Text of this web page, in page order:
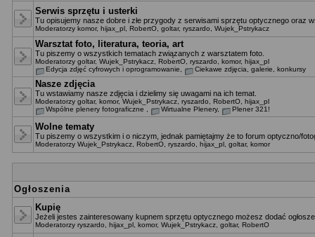
Serwis sprzętu i usterki
Tu opisujemy nasze dobre i złe przygody z serwisami sprzętu optycznego oraz
Moderatorzy komor, hijax_pl RobertO goltar, ryszardo Wujek_Pstrykacz
Warsztat foto, literatura, teoria, art
Tu piszemy o wszystkich tematach związanych z warsztatem foto.
Moderatorzy goltar, Wujek_Pstrykacz RobertO ryszardo komor, hijax_pl
Edycja zdjęć cyfrowych i oprogramowanie
Ciekawe zdjęcia, galerie, konkursy
Nasze zdjęcia
Tu wstawiamy nasze zdjęcia i dzielimy się uwagami na ich temat.
Moderatorzy goltar, komor, Wujek_Pstrykacz ryszardo RobertO hijax_pl
Wspólne plenery fotograficzne
Wirtualne Plenery, Plener 321!
Wolne tematy
Tu piszemy o wszystkim i o niczym, jednak pamiętajmy że to forum optyczno/
Moderatorzy Wujek_Pstrykacz RobertO ryszardo hijax_pl goltar, komor
Ogłoszenia
Kupię
Jeżeli jestes zainteresowany kupnem sprzętu optycznego możesz dodać
Moderatorzy ryszardo hijax_pl komor, Wujek_Pstrykacz goltar, RobertO